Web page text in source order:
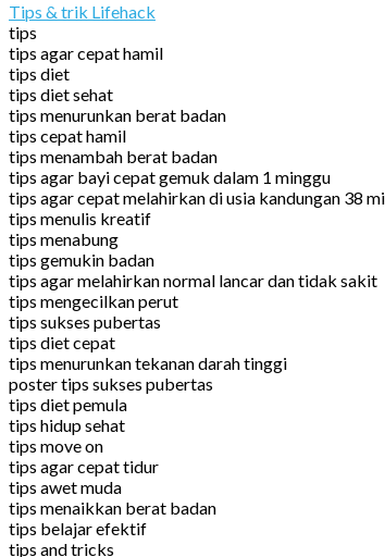
Tips & trik Lifehack
tips
tips agar cepat hamil
tips diet
tips diet sehat
tips menurunkan berat badan
tips cepat hamil
tips menambah berat badan
tips agar bayi cepat gemuk dalam 1 minggu
tips agar cepat melahirkan di usia kandungan 38
tips menulis kreatif
tips menabung
tips gemukin badan
tips agar melahirkan normal lancar dan tidak sakit
tips mengecilkan perut
tips sukses pubertas
tips diet cepat
tips menurunkan tekanan darah tinggi
poster tips sukses pubertas
tips diet pemula
tips hidup sehat
tips move on
tips agar cepat tidur
tips awet muda
tips menaikkan berat badan
tips belajar efektif
tips and tricks